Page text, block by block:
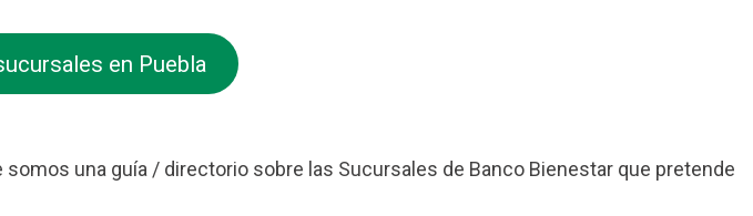
en Puebla
una guía / directorio sobre las Sucursales de Banco Bienestar que pretende